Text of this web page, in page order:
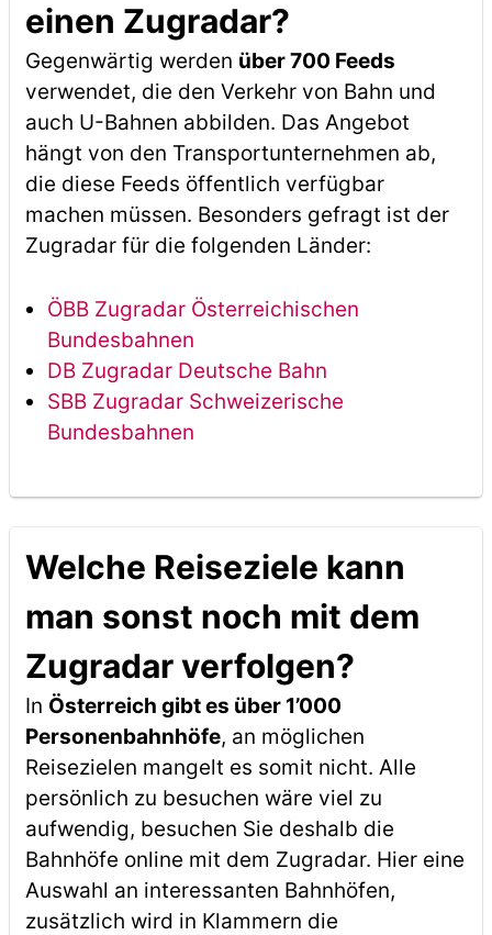
einen Zugradar?
Gegenwärtig werden über 700 Feeds
verwendet, die den Verkehr von Bahn und
auch U-Bahnen abbilden. Das Angebot
hängt von den Transportunternehmen ab,
die diese Feeds öffentlich verfügbar
machen müssen. Besonders gefragt ist der
Zugradar für die folgenden Länder:
ÖBB Zugradar Österreichischen
Bundesbahnen
DB Zugradar Deutsche Bahn
SBB Zugradar Schweizerische
Bundesbahnen
Welche Reiseziele kann
man sonst noch mit dem
Zugradar verfolgen?
In Österreich gibt es über 1’000
Personenbahnhöfe, an möglichen
Reisezielen mangelt es somit nicht. Alle
persönlich zu besuchen wäre viel zu
aufwendig, besuchen Sie deshalb die
Bahnhöfe online mit dem Zugradar. Hier eine
Auswahl an interessanten Bahnhöfen,
zusätzlich wird in Klammern die